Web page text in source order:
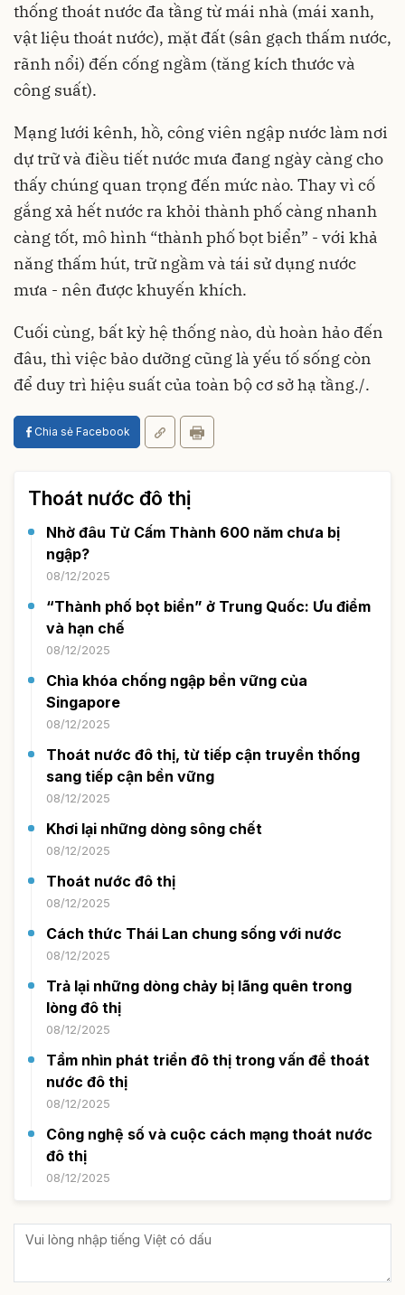
thống thoát nước đa tầng từ mái nhà (mái xanh,
vật liệu thoát nước), mặt đất (sân gạch thấm nước,
rãnh nổi) đến cống ngầm (tăng kích thước và
công suất).
Mạng lưới kênh, hồ, công viên ngập nước làm nơi
dự trữ và điều tiết nước mưa đang ngày càng cho
thấy chúng quan trọng đến mức nào. Thay vì cố
gắng xả hết nước ra khỏi thành phố càng nhanh
càng tốt, mô hình “thành phố bọt biển” - với khả
năng thấm hút, trữ ngầm và tái sử dụng nước
mưa - nên được khuyến khích.
Cuối cùng, bất kỳ hệ thống nào, dù hoàn hảo đến
đâu, thì việc bảo dưỡng cũng là yếu tố sống còn
để duy trì hiệu suất của toàn bộ cơ sở hạ tầng./.
Chia sẻ Facebook
Thoát nước đô thị
Nhờ đâu Tử Cấm Thành 600 năm chưa bị
ngập?
08/12/2025
“Thành phố bọt biển” ở Trung Quốc: Ưu điểm
và hạn chế
08/12/2025
Chìa khóa chống ngập bền vững của
Singapore
08/12/2025
Thoát nước đô thị, từ tiếp cận truyền thống
sang tiếp cận bền vững
08/12/2025
Khơi lại những dòng sông chết
08/12/2025
Thoát nước đô thị
08/12/2025
Cách thức Thái Lan chung sống với nước
08/12/2025
Trả lại những dòng chảy bị lãng quên trong
lòng đô thị
08/12/2025
Tầm nhìn phát triển đô thị trong vấn đề thoát
nước đô thị
08/12/2025
Công nghệ số và cuộc cách mạng thoát nước
đô thị
08/12/2025